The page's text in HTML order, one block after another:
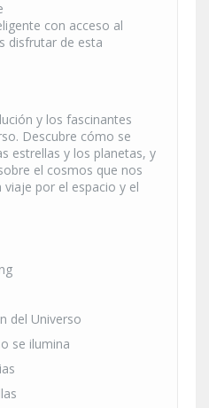
con acceso al
disfrutar de esta
y los fascinantes
Descubre cómo se
estrellas y los planetas, y
el cosmos que nos
viaje por el espacio y el
del Universo
se ilumina